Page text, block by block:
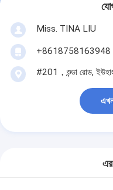
Miss. TINA LIU
+8618758163948
#201，শুন্ডা রোড,
এর